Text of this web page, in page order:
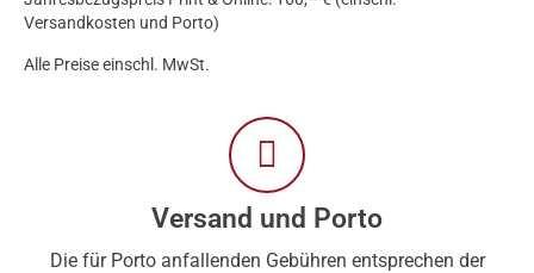
Versandkosten und Porto)
Alle Preise einschl. MwSt.
Versand und Porto
Die für Porto anfallenden Gebühren entsprechen der